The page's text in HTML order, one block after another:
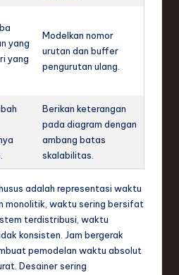
yang
yang
Modelkan nomor
urutan dan buffer
pengurutan ulang.
Berikan keterangan
pada diagram dengan
ambang batas
skalabilitas.
adalah representasi waktu
monolitik, waktu sering bersifat
terdistribusi, waktu
konsisten. Jam bergerak
pemodelan waktu absolut
Desainer sering